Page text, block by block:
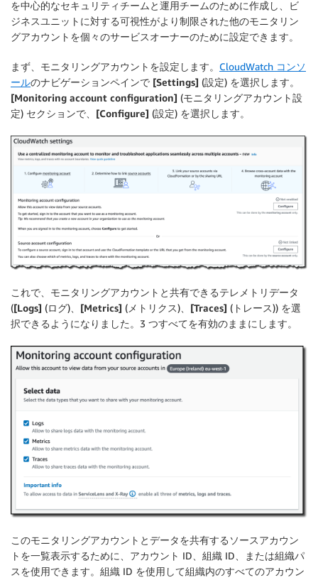
を中心的なセキュリティチームと運用チームのために作成し、ビ
ジネスユニットに対する可視性がより制限された他のモニタリン
グアカウントを個々のサービスオーナーのために設定できます。
まず、 モニタリングアカウント を設定します。 CloudWatch コンソ
ールのナビゲーションペインで [Settings] (設定) を選択します。
[Monitoring account configuration] (モニタリングアカウント設
定) セクションで、 [Configure] (設定) を選択します。
これで、モニタリングアカウントと共有できるテレメトリデータ
([Logs] (ログ)、 [Metrics] (メトリクス)、 [Traces] (トレース)) を選
択できるようになりました。3 つすべてを有効のままにします。
このモニタリングアカウントとデータを共有するソースアカウン
トを一覧表示するために、アカウント ID、組織 ID、または組織パ
スを使用できます。組織 ID を使用して組織内のすべてのアカウン